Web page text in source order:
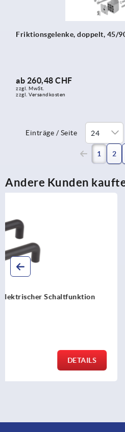
Friktionsgelenke, doppelt, 45/
ab 260,48 CHF
zzgl. MwSt.
zzgl. Versandkosten
Einträge / Seite
1 2
Andere Kunden
Rohrgriffe Kunststoff mit
437,41 CHF
zzgl. Versandkosten